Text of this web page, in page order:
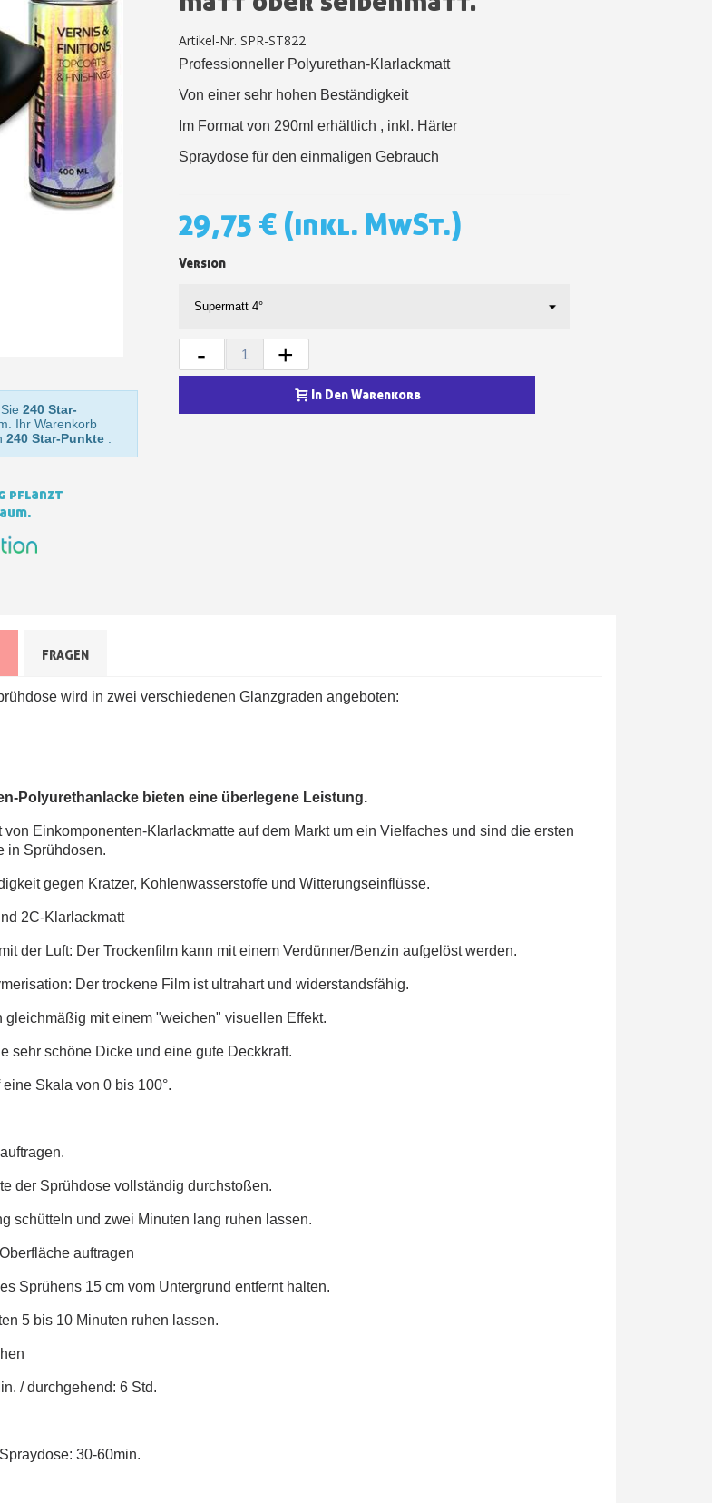
Teilen Sie Ihre Kreationen und erhalten Sie Einkaufsgutscheine
10€ Einkaufsgutschein für jede Weiterempfehlung
10€ Einkaufsgutschein für jede Weiterempfehlung
Sammeln Sie mit jeder Bestellung Treuepunkte
10€ Einkaufsgutschein für jede Weiterempfehlung
240 Star-
Ihr Warenkorb
240 Star-Punkte .
pflanzt
Artikel-Nr. SPR-ST822
Professionneller Polyurethan-Klarlackmatt
Von einer sehr hohen Beständigkeit
Im Format von 290ml erhältlich , inkl. Härter
Spraydose für den einmaligen Gebrauch
29,75 € (inkl. MwSt.)
Version
- +
In Den Warenkorb
FRAGEN
wird in zwei verschiedenen Glanzgraden angeboten:
Polyurethanlacke bieten eine überlegene Leistung.
Einkomponenten-Klarlackmatte auf dem Markt um ein Vielfaches und sind die ersten
in Sprühdosen.
gegen Kratzer, Kohlenwasserstoffe und Witterungseinflüsse.
2C-Klarlackmatt
der Luft: Der Trockenfilm kann mit einem Verdünner/Benzin aufgelöst werden.
Der trockene Film ist ultrahart und widerstandsfähig.
gleichmäßig mit einem "weichen" visuellen Effekt.
sehr schöne Dicke und eine gute Deckkraft.
Skala von 0 bis 100°.
der Sprühdose vollständig durchstoßen.
schütteln und zwei Minuten lang ruhen lassen.
auftragen
Sprühens 15 cm vom Untergrund entfernt halten.
5 bis 10 Minuten ruhen lassen.
/ durchgehend: 6 Std.
30-60min.